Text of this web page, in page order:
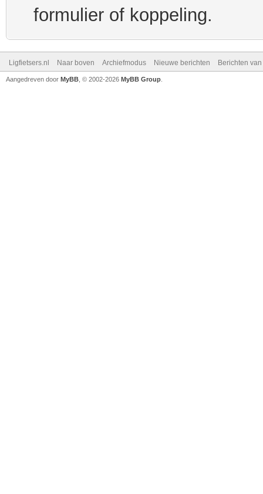
formulier of koppeling.
Ligfietsers.nl Naar boven Archiefmodus Nieuwe berichten Berichten
Aangedreven door MyBB , © 2002-2026 MyBB Group